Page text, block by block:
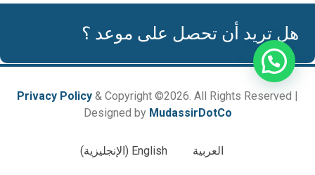
هل تريد أن تحصل على موعد ؟
Privacy Policy & Copyright ©2026. All Rights Reserved |
Designed by MudassirDotCo
العربية English
(الإنجليزية)